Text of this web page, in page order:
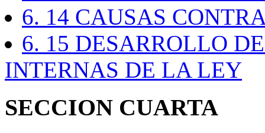
6. 14 CAUSAS
6. 15 DESARROLLO
INTERNAS DE LA LEY
SECCION CUARTA